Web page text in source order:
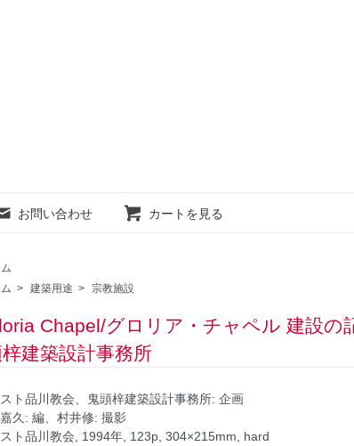
お問い合わせ カートを見る
> 建築用途 > 宗教施設
Chapel/グロリア・チャペル 建設の
建築設計事務所
ト品川教会、鬼頭梓建築設計事務所: 企画
久: 編、村井修: 撮影
ト品川教会, 1994年, 123p, 304×215mm, hard